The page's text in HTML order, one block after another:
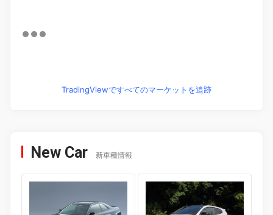
TradingViewですべてのマーケットを追跡
New Car 新車種情報